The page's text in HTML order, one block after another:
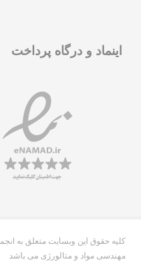
و درگاه پرداخت
مواد و متالورژی می باشد